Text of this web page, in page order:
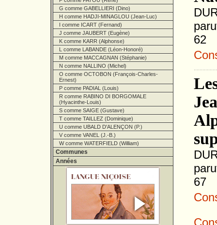
G comme GABELLIERI (Dino)
H comme HADJI-MINAGLOU (Jean-Luc)
I comme ICART (Fernand)
J comme JAUBERT (Eugène)
K comme KARR (Alphonse)
L comme LABANDE (Léon-Honoré)
M comme MACCAGNAN (Stéphanie)
N comme NALLINO (Michel)
O comme OCTOBON (François-Charles-
Ernest)
P comme PADIAL (Louis)
R comme RABINO DI BORGOMALE
(Hyacinthe-Louis)
S comme SAIGE (Gustave)
T comme TAILLEZ (Dominique)
U comme UBALD D'ALENÇON (P.)
V comme VANEL (J.-B.)
W comme WATERFIELD (William)
Communes
Années
62
67